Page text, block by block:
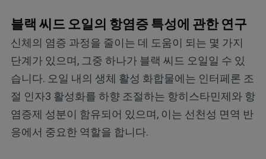
블랙 씨드 오일의 항염증 특성에 관한 연구
신체의 염증 과정을 줄이는 데 도움이 되는 몇 가지
단계가 있으며, 그중 하나가 블랙 씨드 오일일 수 있
습니다. 오일 내의 생체 활성 화합물에는 인터페론 조
절 인자3 활성화를 하향 조절하는 항히스타민제와 항
염증제 성분이 함유되어 있으며, 이는 선천성 면역 반
응에서 중요한 역할을 합니다.